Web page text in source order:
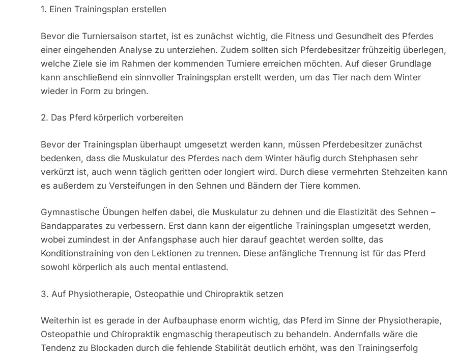
1. Einen Trainingsplan erstellen
Bevor die Turniersaison startet, ist es zunächst wichtig, die Fitness und Gesundheit des Pferdes
einer eingehenden Analyse zu unterziehen. Zudem sollten sich Pferdebesitzer frühzeitig überlegen,
welche Ziele sie im Rahmen der kommenden Turniere erreichen möchten. Auf dieser Grundlage
kann anschließend ein sinnvoller Trainingsplan erstellt werden, um das Tier nach dem Winter
wieder in Form zu bringen.
2. Das Pferd körperlich vorbereiten
Bevor der Trainingsplan überhaupt umgesetzt werden kann, müssen Pferdebesitzer zunächst
bedenken, dass die Muskulatur des Pferdes nach dem Winter häufig durch Stehphasen sehr
verkürzt ist, auch wenn täglich geritten oder longiert wird. Durch diese vermehrten Stehzeiten kann
es außerdem zu Versteifungen in den Sehnen und Bändern der Tiere kommen.
Gymnastische Übungen helfen dabei, die Muskulatur zu dehnen und die Elastizität des Sehnen –
Bandapparates zu verbessern. Erst dann kann der eigentliche Trainingsplan umgesetzt werden,
wobei zumindest in der Anfangsphase auch hier darauf geachtet werden sollte, das
Konditionstraining von den Lektionen zu trennen. Diese anfängliche Trennung ist für das Pferd
sowohl körperlich als auch mental entlastend.
3. Auf Physiotherapie, Osteopathie und Chiropraktik setzen
Weiterhin ist es gerade in der Aufbauphase enorm wichtig, das Pferd im Sinne der Physiotherapie,
Osteopathie und Chiropraktik engmaschig therapeutisch zu behandeln. Andernfalls wäre die
Tendenz zu Blockaden durch die fehlende Stabilität deutlich erhöht, was den Trainingserfolg